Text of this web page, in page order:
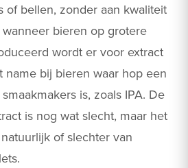
of bellen, zonder aan kwaliteit
bieren op grotere
wordt er voor extract
name bij bieren waar hop een
is, zoals IPA. De
is nog wat slecht, maar het
of slechter van